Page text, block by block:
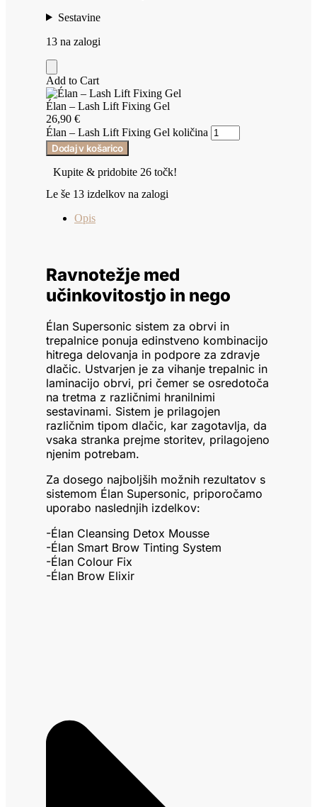
Sestavine
13 na zalogi
Add to Cart
Élan – Lash Lift Fixing Gel
26,90 €
Élan – Lash Lift Fixing Gel količina
Dodaj v košarico
Kupite & pridobite 26 točk!
Le še 13 izdelkov na zalogi
Opis
Ravnotežje med
učinkovitostjo in nego
Élan Supersonic sistem za obrvi in
trepalnice ponuja edinstveno kombinacijo
hitrega delovanja in podpore za zdravje
dlačic. Ustvarjen je za vihanje trepalnic in
laminacijo obrvi, pri čemer se osredotoča
na tretma z različnimi hranilnimi
sestavinami. Sistem je prilagojen
različnim tipom dlačic, kar zagotavlja, da
vsaka stranka prejme storitev, prilagojeno
njenim potrebam.
Za dosego najboljših možnih rezultatov s
sistemom Élan Supersonic, priporočamo
uporabo naslednjih izdelkov:
-Élan Cleansing Detox Mousse
-Élan Smart Brow Tinting System
-Élan Colour Fix
-Élan Brow Elixir